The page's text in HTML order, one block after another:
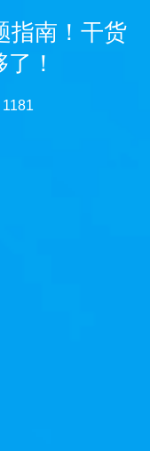
指南！干货
！
1181